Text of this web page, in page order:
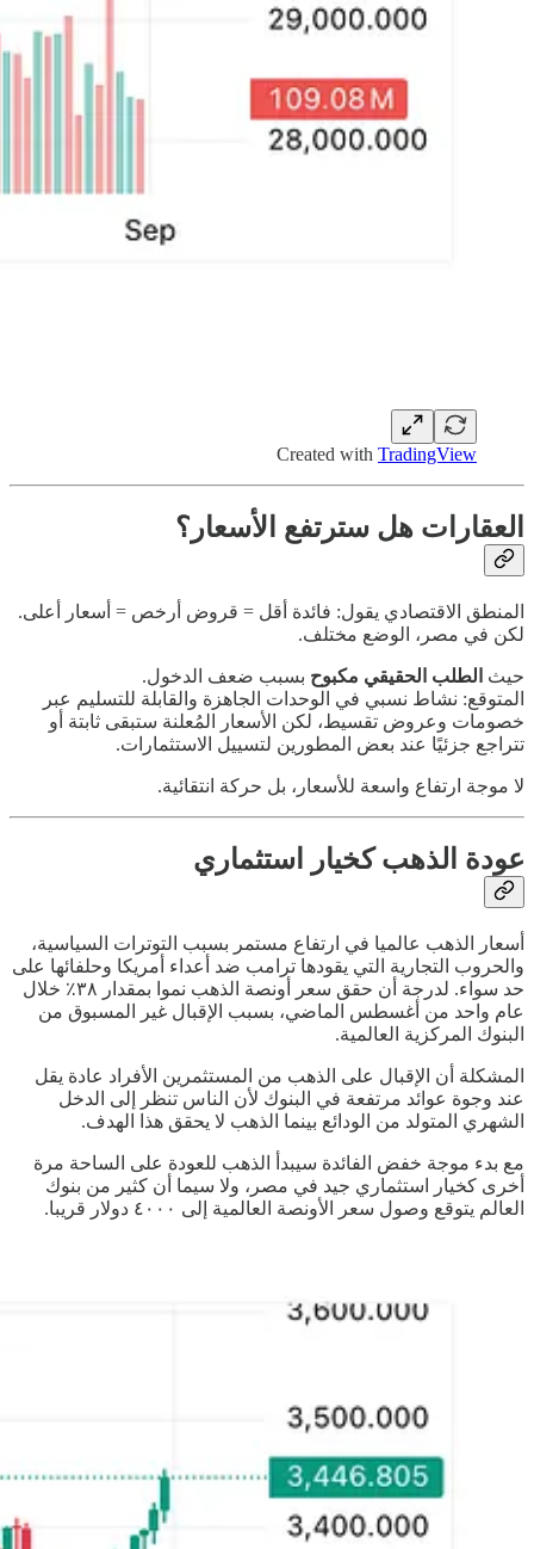
Created with TradingView
العقارات هل سترتفع الأسعار؟
المنطق الاقتصادي يقول: فائدة أقل = قروض أرخص = أسعار أعلى.
لكن في مصر، الوضع مختلف.
حيث الطلب الحقيقي مكبوح بسبب ضعف الدخول.
المتوقع: نشاط نسبي في الوحدات الجاهزة والقابلة للتسليم عبر
خصومات وعروض تقسيط، لكن الأسعار المُعلنة ستبقى ثابتة أو
تتراجع جزئيًا عند بعض المطورين لتسييل الاستثمارات.
لا موجة ارتفاع واسعة للأسعار، بل حركة انتقائية.
عودة الذهب كخيار استثماري
أسعار الذهب عالميا في ارتفاع مستمر بسبب التوترات السياسية،
والحروب التجارية التي يقودها ترامب ضد أعداء أمريكا وحلفائها على
حد سواء. لدرجة أن حقق سعر أونصة الذهب نموا بمقدار ٣٨٪ خلال
عام واحد من أغسطس الماضي، بسبب الإقبال غير المسبوق من
البنوك المركزية العالمية.
المشكلة أن الإقبال على الذهب من المستثمرين الأفراد عادة يقل
عند وجوة عوائد مرتفعة في البنوك لأن الناس تنظر إلى الدخل
الشهري المتولد من الودائع بينما الذهب لا يحقق هذا الهدف.
مع بدء موجة خفض الفائدة سيبدأ الذهب للعودة على الساحة مرة
أخرى كخيار استثماري جيد في مصر، ولا سيما أن كثير من بنوك
العالم يتوقع وصول سعر الأونصة العالمية إلى ٤٠٠٠ دولار قريبا.